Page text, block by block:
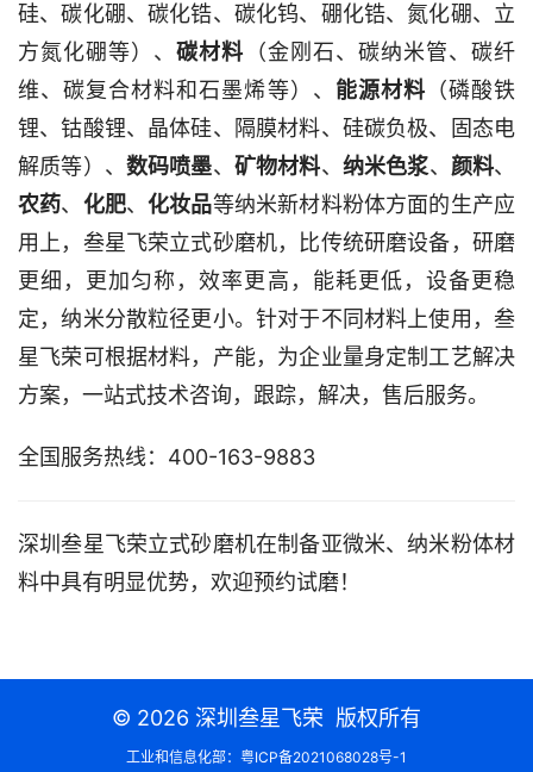
硅、碳化硼、碳化锆、碳化钨、硼化锆、氮化硼、立
方氮化硼等）、碳材料 （金刚石、碳纳米管、碳纤
维、碳复合材料和石墨烯等）、 能源材料（磷酸铁
锂、钴酸锂、晶体硅、隔膜材料、硅碳负极、固态电
解质等）、 数码喷墨、 矿物材料、 纳米色浆、 颜料、
农药、 化肥、化妆品等纳米新材料粉体方面的生产应
用上，叁星飞荣立式砂磨机，比传统研磨设备，研磨
更细，更加匀称，效率更高，能耗更低，设备更稳
定，纳米分散粒径更小。针对于不同材料上使用，叁
星飞荣可根据材料，产能，为企业量身定制工艺解决
方案，一站式技术咨询，跟踪，解决，售后服务。
全国服务热线：400-163-9883
深圳叁星飞荣立式砂磨机在制备亚微米、纳米粉体材
料中具有明显优势，欢迎预约试磨！
© 2026 深圳叁星飞荣 版权所有
工业和信息化部： 粤ICP备2021068028号-1